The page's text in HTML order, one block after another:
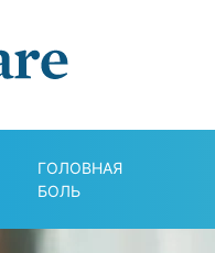
ГОЛОВНАЯ
БОЛЬ